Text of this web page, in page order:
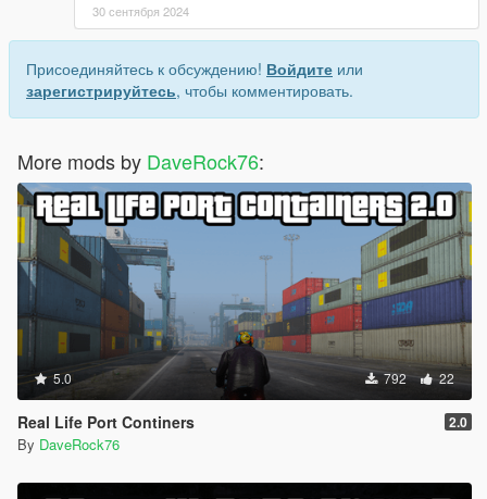
30 сентября 2024
Присоединяйтесь к обсуждению! Войдите или
зарегистрируйтесь, чтобы комментировать.
More mods by DaveRock76:
5.0 792 22
Real Life Port Continers 2.0
By DaveRock76